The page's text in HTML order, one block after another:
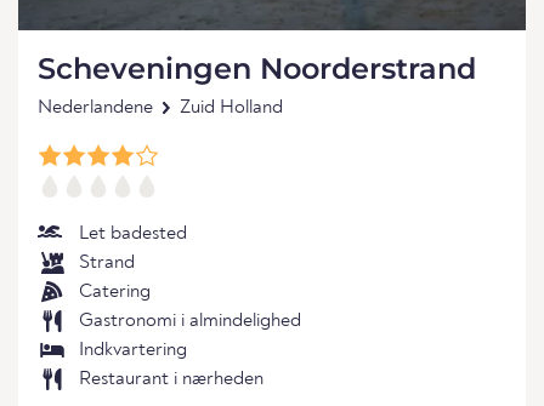
Scheveningen Noorderstrand
Nederlandene Zuid Holland
Let badested
Strand
Catering
Gastronomi i almindelighed
Indkvartering
Restaurant i nærheden